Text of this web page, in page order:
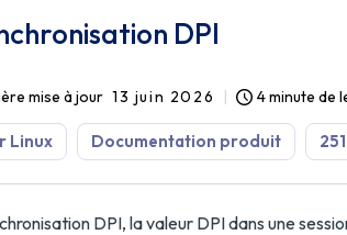
DPI
mise à jour 13 juin 2026 4 minute de
Linux Documentation produit
DPI, la valeur DPI dans une